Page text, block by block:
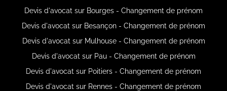
Devis d'avocat sur Bourges - Changement de prénom
Devis d'avocat sur Besançon - Changement de prénom
Devis d'avocat sur Mulhouse - Changement de prénom
Devis d'avocat sur Pau - Changement de prénom
Devis d'avocat sur Poitiers - Changement de prénom
Devis d'avocat sur Rennes - Changement de prénom